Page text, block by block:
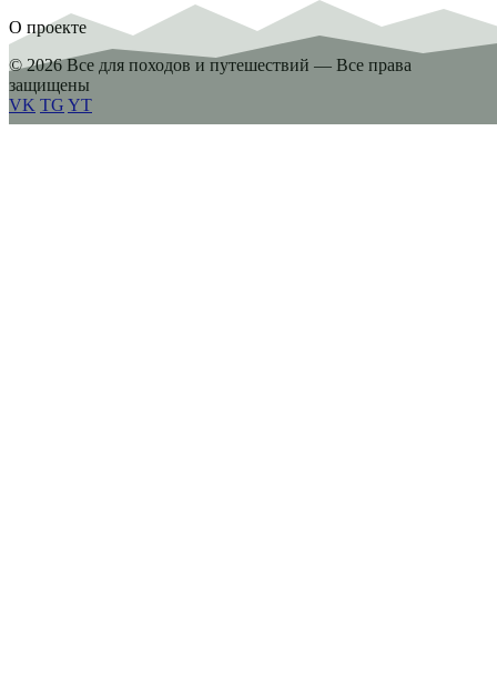
О проекте
© 2026 Все для походов и путешествий — Все права
защищены
VK TG YT